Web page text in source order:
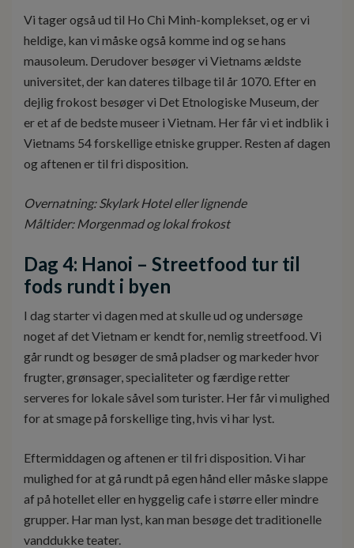
Vi tager også ud til Ho Chi Minh-komplekset, og er vi
heldige, kan vi måske også komme ind og se hans
mausoleum. Derudover besøger vi Vietnams ældste
universitet, der kan dateres tilbage til år 1070. Efter en
dejlig frokost besøger vi Det Etnologiske Museum, der
er et af de bedste museer i Vietnam. Her får vi et indblik i
Vietnams 54 forskellige etniske grupper. Resten af dagen
og aftenen er til fri disposition.
Overnatning: Skylark Hotel eller lignende
Måltider: Morgenmad og lokal frokost
Dag 4: Hanoi – Streetfood tur til
fods rundt i byen
I dag starter vi dagen med at skulle ud og undersøge
noget af det Vietnam er kendt for, nemlig streetfood. Vi
går rundt og besøger de små pladser og markeder hvor
frugter, grønsager, specialiteter og færdige retter
serveres for lokale såvel som turister. Her får vi mulighed
for at smage på forskellige ting, hvis vi har lyst.
Eftermiddagen og aftenen er til fri disposition. Vi har
mulighed for at gå rundt på egen hånd eller måske slappe
af på hotellet eller en hyggelig cafe i større eller mindre
grupper. Har man lyst, kan man besøge det traditionelle
vanddukke teater.